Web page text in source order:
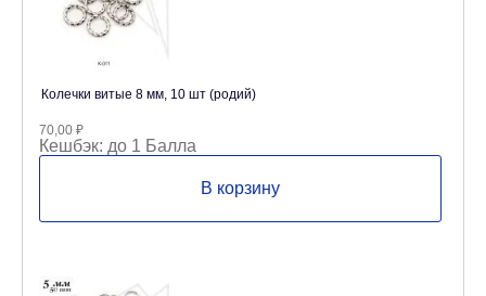
Колечки витые 8 мм, 10 шт (родий)
70,00 ₽
Кешбэк: до 1 Балла
В корзину